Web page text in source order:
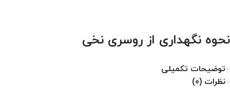
نحوه نگهداری از روسری نخی
توضیحات تکمیلی
نظرات (0)